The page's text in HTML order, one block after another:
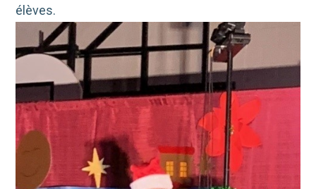
élèves.